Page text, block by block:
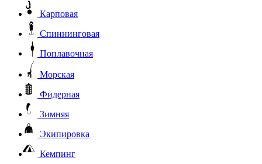
Карповая
Спиннинговая
Поплавочная
Морская
Фидерная
Зимняя
Экипировка
Кемпинг